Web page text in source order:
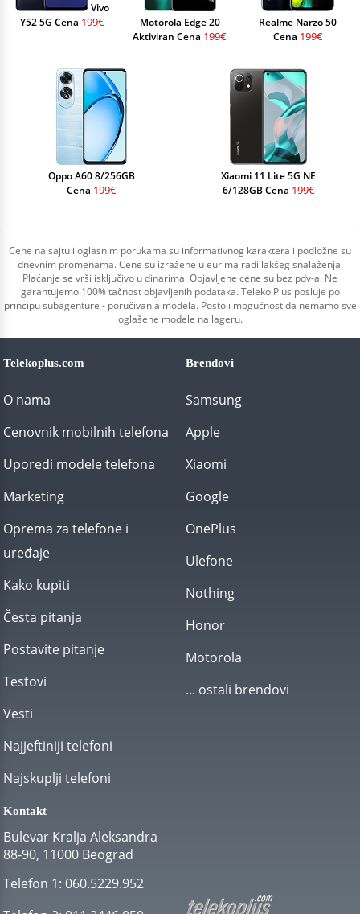
Vivo
Y52 5G Cena 199€
Motorola Edge 20
Aktiviran Cena 199€
Realme Narzo 50
Cena 199€
Oppo A60 8/256GB
Cena 199€
Xiaomi 11 Lite 5G NE
6/128GB Cena 199€
Cene na sajtu i oglasnim porukama su informativnog karaktera i podložne su
dnevnim promenama. Cene su izražene u eurima radi lakšeg snalaženja.
Plaćanje se vrši isključivo u dinarima. Objavljene cene su bez pdv-a. Ne
garantujemo 100% tačnost objavljenih podataka. Teleko Plus posluje po
principu subagenture - poručivanja modela. Postoji mogućnost da nemamo sve
oglašene modele na lageru.
Telekoplus.com
O nama
Cenovnik mobilnih telefona
Uporedi modele telefona
Marketing
Oprema za telefone i
uređaje
Kako kupiti
Česta pitanja
Postavite pitanje
Testovi
Vesti
Najjeftiniji telefoni
Najskuplji telefoni
Brendovi
Samsung
Apple
Xiaomi
Google
OnePlus
Ulefone
Nothing
Honor
Motorola
... ostali brendovi
Kontakt
Bulevar Kralja Aleksandra
88-90, 11000 Beograd
Telefon 1: 060.5229.952